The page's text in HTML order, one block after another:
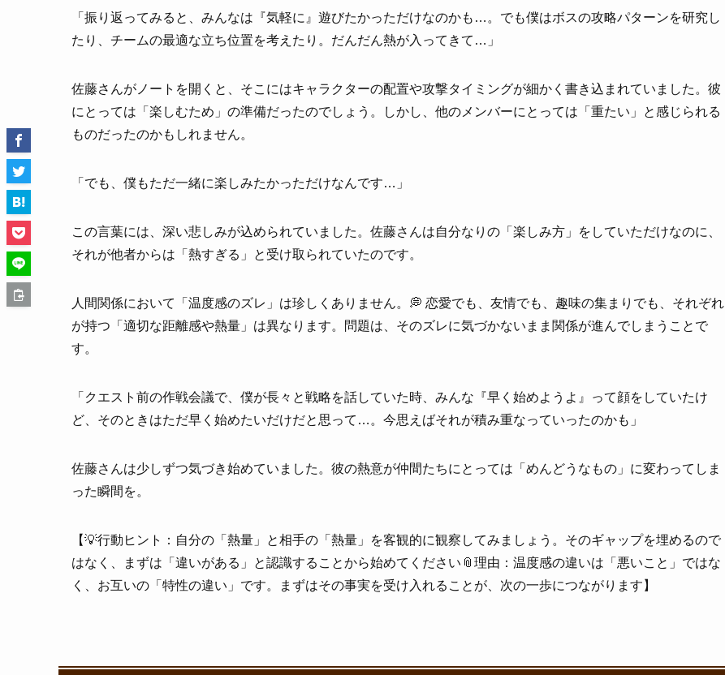
「振り返ってみると、みんなは『気軽に』遊びたかっただけなのかも…。でも僕はボスの攻略パターンを研究し
たり、チームの最適な立ち位置を考えたり。だんだん熱が入ってきて…」
佐藤さんがノートを開くと、そこにはキャラクターの配置や攻撃タイミングが細かく書き込まれていました。彼
にとっては「楽しむため」の準備だったのでしょう。しかし、他のメンバーにとっては「重たい」と感じられる
ものだったのかもしれません。
「でも、僕もただ一緒に楽しみたかっただけなんです…」
この言葉には、深い悲しみが込められていました。佐藤さんは自分なりの「楽しみ方」をしていただけなのに、
それが他者からは「熱すぎる」と受け取られていたのです。
人間関係において「温度感のズレ」は珍しくありません。💭 恋愛でも、友情でも、趣味の集まりでも、それぞれ
が持つ「適切な距離感や熱量」は異なります。問題は、そのズレに気づかないまま関係が進んでしまうことで
す。
「クエスト前の作戦会議で、僕が長々と戦略を話していた時、みんな『早く始めようよ』って顔をしていたけ
ど、そのときはただ早く始めたいだけだと思って…。今思えばそれが積み重なっていったのかも」
佐藤さんは少しずつ気づき始めていました。彼の熱意が仲間たちにとっては「めんどうなもの」に変わってしま
った瞬間を。
【💡行動ヒント：自分の「熱量」と相手の「熱量」を客観的に観察してみましょう。そのギャップを埋めるので
はなく、まずは「違いがある」と認識することから始めてください📎理由：温度感の違いは「悪いこと」ではな
く、お互いの「特性の違い」です。まずはその事実を受け入れることが、次の一歩につながります】